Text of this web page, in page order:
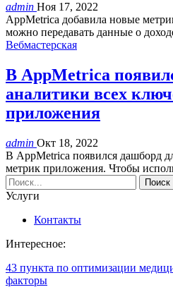
admin Ноя 17, 2022
AppMetrica добавила новые
можно передавать данные о
Вебмастерская
В AppMetrica
аналитики всех
приложения
admin Окт 18, 2022
В AppMetrica появился дашборд
метрик приложения. Чтобы
Услуги
Контакты
Интересное:
43 пункта по оптимизации
факторы